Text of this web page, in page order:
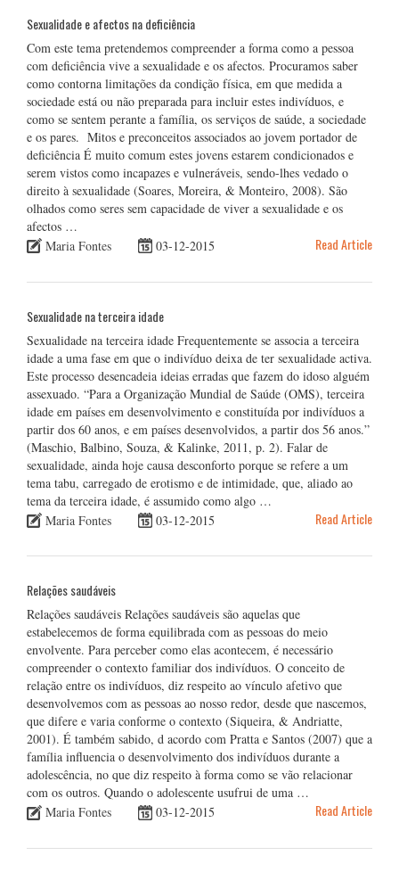
Sexualidade e afectos na deficiência
Com este tema pretendemos compreender a forma como a pessoa
com deficiência vive a sexualidade e os afectos. Procuramos saber
como contorna limitações da condição física, em que medida a
sociedade está ou não preparada para incluir estes indivíduos, e
como se sentem perante a família, os serviços de saúde, a sociedade
e os pares. Mitos e preconceitos associados ao jovem portador de
deficiência É muito comum estes jovens estarem condicionados e
serem vistos como incapazes e vulneráveis, sendo-lhes vedado o
direito à sexualidade (Soares, Moreira, & Monteiro, 2008). São
olhados como seres sem capacidade de viver a sexualidade e os
afectos …
Maria Fontes
03-12-2015 Read Article
Sexualidade na terceira idade
Sexualidade na terceira idade Frequentemente se associa a terceira
idade a uma fase em que o indivíduo deixa de ter sexualidade activa.
Este processo desencadeia ideias erradas que fazem do idoso alguém
assexuado. “Para a Organização Mundial de Saúde (OMS), terceira
idade em países em desenvolvimento e constituída por indivíduos a
partir dos 60 anos, e em países desenvolvidos, a partir dos 56 anos.”
(Maschio, Balbino, Souza, & Kalinke, 2011, p. 2). Falar de
sexualidade, ainda hoje causa desconforto porque se refere a um
tema tabu, carregado de erotismo e de intimidade, que, aliado ao
tema da terceira idade, é assumido como algo …
Maria Fontes
03-12-2015 Read Article
Relações saudáveis
Relações saudáveis Relações saudáveis são aquelas que
estabelecemos de forma equilibrada com as pessoas do meio
envolvente. Para perceber como elas acontecem, é necessário
compreender o contexto familiar dos indivíduos. O conceito de
relação entre os indivíduos, diz respeito ao vínculo afetivo que
desenvolvemos com as pessoas ao nosso redor, desde que nascemos,
que difere e varia conforme o contexto (Siqueira, & Andriatte,
2001). É também sabido, d acordo com Pratta e Santos (2007) que a
família influencia o desenvolvimento dos indivíduos durante a
adolescência, no que diz respeito à forma como se vão relacionar
com os outros. Quando o adolescente usufrui de uma …
Maria Fontes
03-12-2015 Read Article